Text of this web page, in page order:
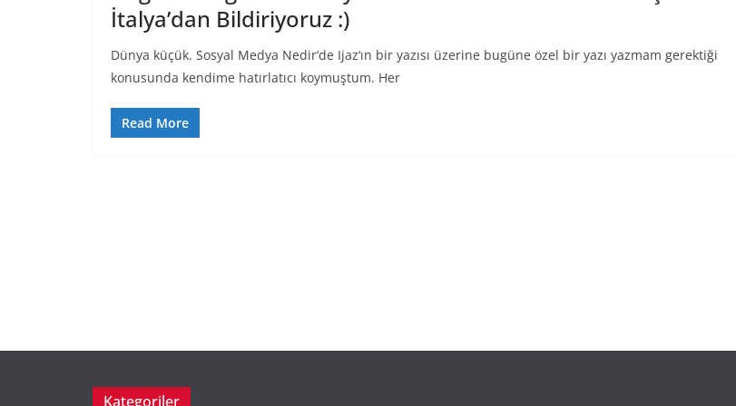
İtalya’dan Bildiriyoruz :)
Dünya küçük. Sosyal Medya Nedir‘de Ijaz‘ın bir yazısı üzerine bugüne özel bir yazı yazmam gerektiği
konusunda kendime hatırlatıcı koymuştum. Her
Read More
Kategoriler